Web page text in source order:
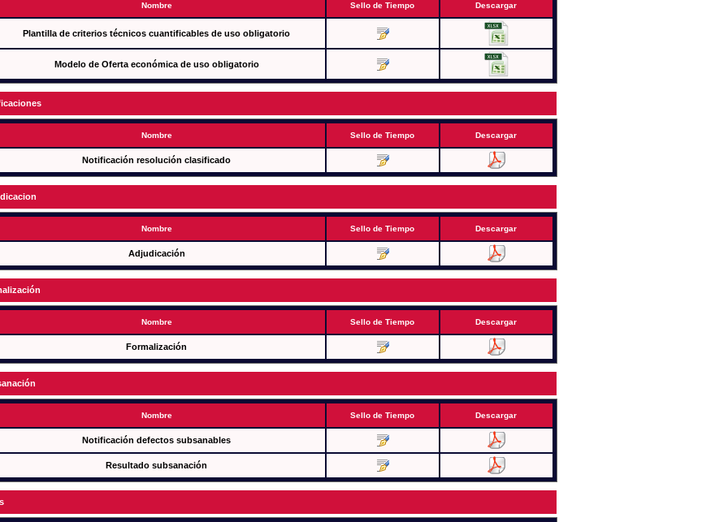
Nombre Sello de Tiempo Descargar
Plantilla de criterios técnicos cuantificables de uso obligatorio
Modelo de Oferta económica de uso obligatorio
Nombre Sello de Tiempo Descargar
Notificación resolución clasificado
Nombre Sello de Tiempo Descargar
Adjudicación
Nombre Sello de Tiempo Descargar
Formalización
Nombre Sello de Tiempo Descargar
Notificación defectos subsanables
Resultado subsanación